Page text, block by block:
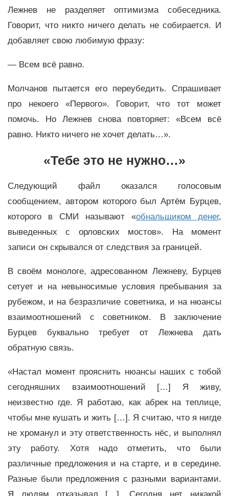
Лежнев не разделяет оптимизма собеседника.
Говорит, что никто ничего делать не собирается. И
добавляет свою любимую фразу:
— Всем всё равно.
Молчанов пытается его переубедить. Спрашивает
про некоего «Первого». Говорит, что тот может
помочь. Но Лежнев снова повторяет: «Всем всё
равно. Никто ничего не хочет делать…».
«Тебе это не нужно…»
Следующий файл оказался голосовым
сообщением, автором которого был Артём Бурцев,
которого в СМИ называют «обнальщиком денег,
выведенных с орловских мостов». На момент
записи он скрывался от следствия за границей.
В своём монологе, адресованном Лежневу, Бурцев
сетует и на невыносимые условия пребывания за
рубежом, и на безразличие советника, и на нюансы
взаимоотношений с советником. В заключение
Бурцев буквально требует от Лежнева дать
обратную связь.
«Настал момент прояснить нюансы наших с тобой
сегодняшних взаимоотношений […] Я живу,
неизвестно где. Я работаю, как абрек на теплице,
чтобы мне кушать и жить […]. Я считаю, что я нигде
не хроманул и эту ответственность нёс, и выполнял
эту работу. Хотя надо отметить, что были
различные предложения и на старте, и в середине.
Разные были предложения с разными вариантами.